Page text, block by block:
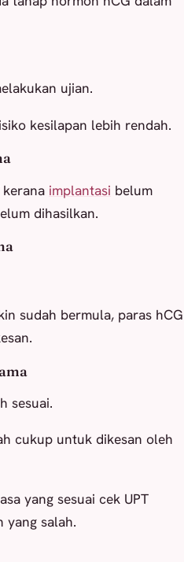
ujian.
kesilapan lebih rendah.
implantasi belum
dihasilkan.
sudah bermula, paras hCG
sesuai.
cukup untuk dikesan oleh
yang sesuai cek UPT
yang salah.